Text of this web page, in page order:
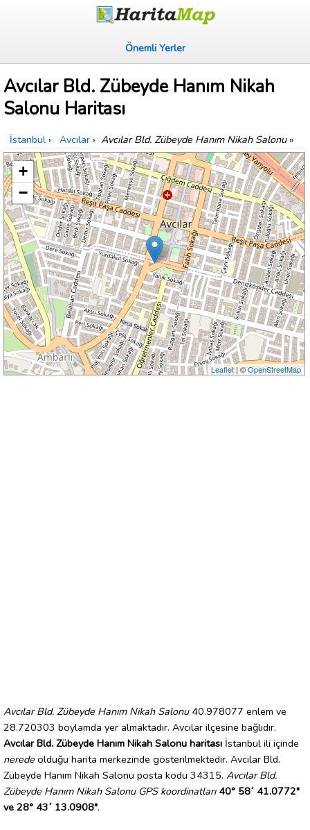
Önemli Yerler
Avcılar Bld. Zübeyde Hanım Nikah
Salonu Haritası
İstanbul › Avcılar › Avcılar Bld. Zübeyde Hanım Nikah Salonu»
+
−
Leaflet| ©OpenStreetMap
Avcılar Bld. Zübeyde Hanım Nikah Salonu40.978077 enlem ve
28.720303 boylamda yer almaktadır. Avcılar ilçesine bağlıdır.
Avcılar Bld. Zübeyde Hanım Nikah Salonu haritası İstanbul ili içinde
nerede olduğu harita merkezinde gösterilmektedir. Avcılar Bld.
Zübeyde Hanım Nikah Salonu posta kodu 34315. Avcılar Bld.
Zübeyde Hanım Nikah Salonu GPS koordinatları 40° 58´ 41.0772"
ve 28° 43´ 13.0908".